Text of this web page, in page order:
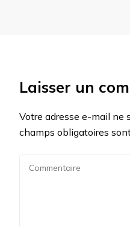
Laisser un
Votre adresse e-mail ne
champs obligatoires